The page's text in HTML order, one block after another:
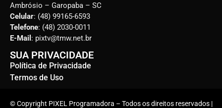
Ambrósio – Garopaba – SC
Celular: (48) 99165-6593
Telefone: (48) 2030-0011
E-Mail : pixtv@tmw.net.br
SUA PRIVACIDADE
Política de Privacidade
Termos de Uso
© Copyright PIXEL Programadora – Todos os direitos reservados |